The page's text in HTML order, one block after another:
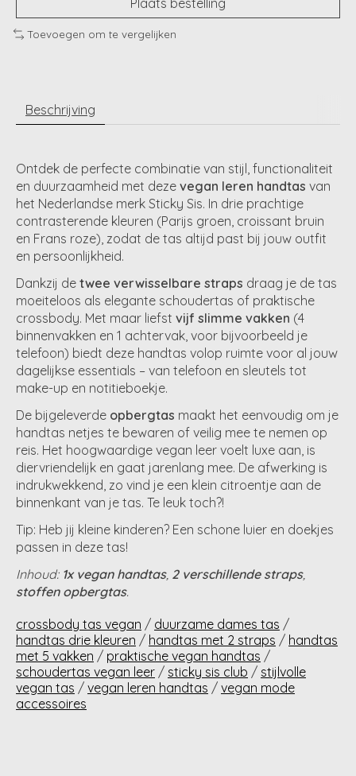
Toevoegen om te vergelijken
Beschrijving
Ontdek de perfecte combinatie van stijl, functionaliteit
en duurzaamheid met deze vegan leren handtas van
het Nederlandse merk Sticky Sis. In drie prachtige
contrasterende kleuren (Parijs groen, croissant bruin
en Frans roze), zodat de tas altijd past bij jouw outfit
en persoonlijkheid.
Dankzij de twee verwisselbare straps draag je de tas
moeiteloos als elegante schoudertas of praktische
crossbody. Met maar liefst vijf slimme vakken (4
binnenvakken en 1 achtervak, voor bijvoorbeeld je
telefoon) biedt deze handtas volop ruimte voor al jouw
dagelijkse essentials – van telefoon en sleutels tot
make-up en notitieboekje.
De bijgeleverde opbergtas maakt het eenvoudig om je
handtas netjes te bewaren of veilig mee te nemen op
reis. Het hoogwaardige vegan leer voelt luxe aan, is
diervriendelijk en gaat jarenlang mee. De afwerking is
indrukwekkend, zo vind je een klein citroentje aan de
binnenkant van je tas. Te leuk toch?!
Tip: Heb jij kleine kinderen? Een schone luier en doekjes
passen in deze tas!
Inhoud: 1x vegan handtas, 2 verschillende straps,
stoffen opbergtas.
crossbody tas vegan / duurzame dames tas /
handtas drie kleuren / handtas met 2 straps / handtas
met 5 vakken / praktische vegan handtas /
schoudertas vegan leer / sticky sis club / stijlvolle
vegan tas / vegan leren handtas / vegan mode
accessoires